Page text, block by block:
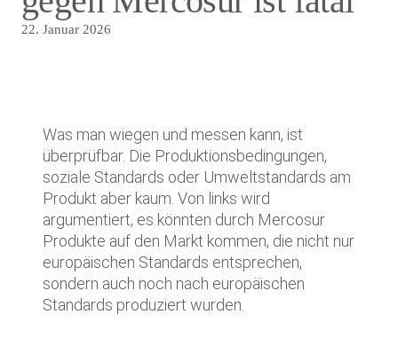
22. Januar 2026
Was man wiegen und messen kann, ist
überprüfbar. Die Produktionsbedingungen,
soziale Standards oder Umweltstandards am
Produkt aber kaum. Von links wird
argumentiert, es könnten durch Mercosur
Produkte auf den Markt kommen, die nicht nur
europäischen Standards entsprechen,
sondern auch noch nach europäischen
Standards produziert wurden.